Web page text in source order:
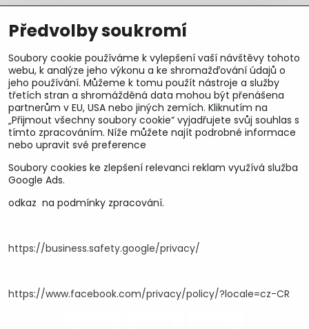
U&M parts s.r.o.
U Zastávky 150, Horní Staré Město
DIČ CZ25930184
Předvolby soukromí
Soubory cookie používáme k vylepšení vaší návštěvy tohoto
webu, k analýze jeho výkonu a ke shromažďování údajů o
jeho používání. Můžeme k tomu použít nástroje a služby
třetích stran a shromážděná data mohou být přenášena
partnerům v EU, USA nebo jiných zemích. Kliknutím na
„Přijmout všechny soubory cookie“ vyjadřujete svůj souhlas s
tímto zpracováním. Níže můžete najít podrobné informace
nebo upravit své preference
Soubory cookies ke zlepšení relevanci reklam využívá služba
Google Ads.
odkaz na podmínky zpracování.
https://business.safety.google/privacy/
https://www.facebook.com/privacy/policy/?locale=cz-CR